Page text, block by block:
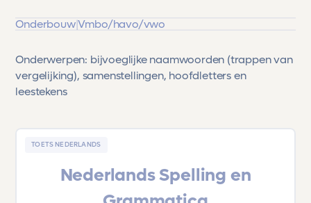
Onderbouw|Vmbo/havo/vwo
Onderwerpen: bijvoeglijke naamwoorden (trappen van
vergelijking), samenstellingen, hoofdletters en
leestekens
TOETS NEDERLANDS
Nederlands Spelling en